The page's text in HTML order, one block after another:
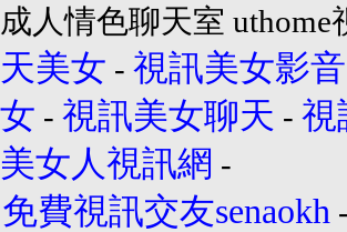
成人情色聊天室 uthome
天美女 - 視訊美女影音
女 - 視訊美女聊天 - 視
美女人視訊網 -
免費視訊交友senaokh -